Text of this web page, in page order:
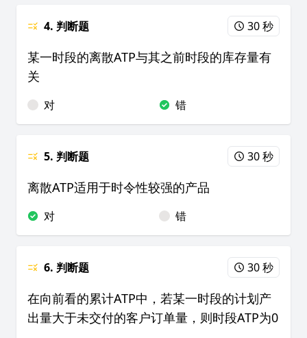
4. 判断题 30 秒
某一时段的离散ATP与其之前时段的库存量有
关
对 错
5. 判断题 30 秒
离散ATP适用于时令性较强的产品
对 错
6. 判断题 30 秒
在向前看的累计ATP中，若某一时段的计划产
出量大于未交付的客户订单量，则时段ATP为0